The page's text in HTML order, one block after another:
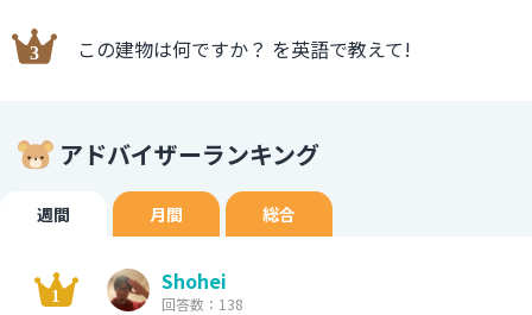
この建物は何ですか？ を英語で教えて!
アドバイザーランキング
週間 月間 総合
Shohei
回答数：138